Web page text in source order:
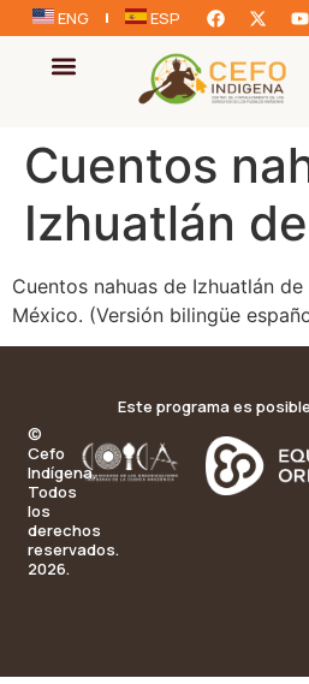
ENG ESP
Cuentos
Izhuatlán
Cuentos nahuas de Izhuatlán
México. (Versión bilingüe
©
Cefo
Indígena.
Todos
los
derechos
reservados.
2026.
Este programa es